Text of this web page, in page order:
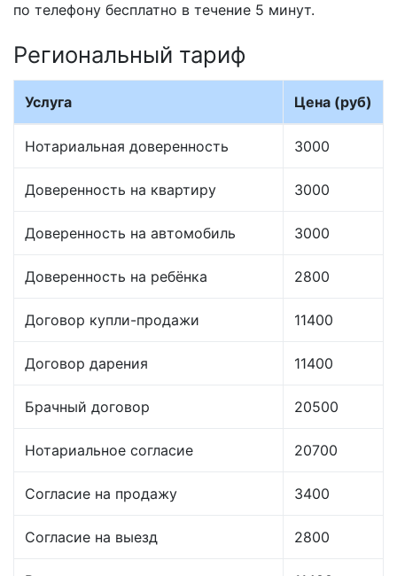
по телефону бесплатно в течение 5 минут.
Региональный тариф
Услуга Цена (руб)
Нотариальная доверенность 3000
Доверенность на квартиру 3000
Доверенность на автомобиль 3000
Доверенность на ребёнка 2800
Договор купли-продажи 11400
Договор дарения 11400
Брачный договор 20500
Нотариальное согласие 20700
Согласие на продажу 3400
Согласие на выезд 2800